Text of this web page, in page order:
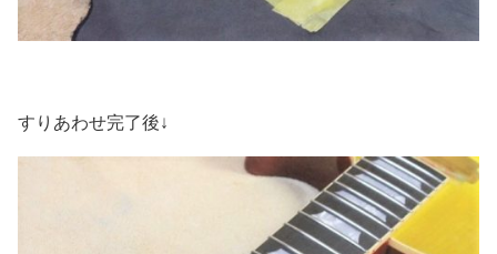
すりあわせ完了後↓